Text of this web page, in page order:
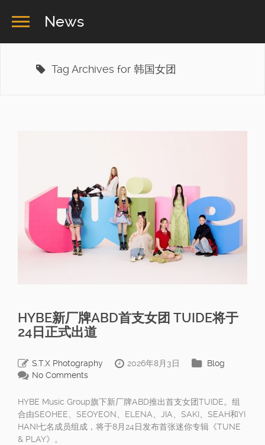
News
Tag Archives for 韩国女团
HYBE新厂牌ABD首支女团 TUIDE将于
24日正式出道
S.T.X Photography 2026年8月3日
Blog
No Comments
HYBE Music Group旗下新厂牌ABD推出首支女团TUIDE。组
合由SEOHEE、SEOYEON、ELENA、JIA、SAKI、SEAH和YI
HANI七名成员组成，将于8月24日发布首张迷你专辑《TUNE
& PLAY》。